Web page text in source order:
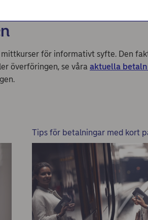
eBeställningar
Nordea Finans internettjänst
Nordea Swish företagsverktyg
Självserviceportalen
för informativt syfte. Den
överföringen, se våra aktuella
Tips för betalningar med kort